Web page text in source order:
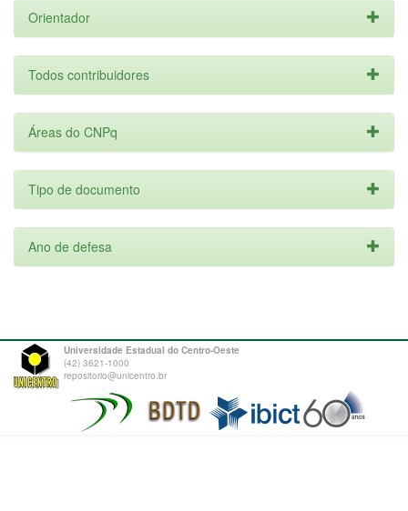
Orientador
Todos contribuidores
Áreas do CNPq
Tipo de documento
Ano de defesa
Universidade Estadual do Centro-Oeste
(42) 3621-1000
repositorio@unicentro.br